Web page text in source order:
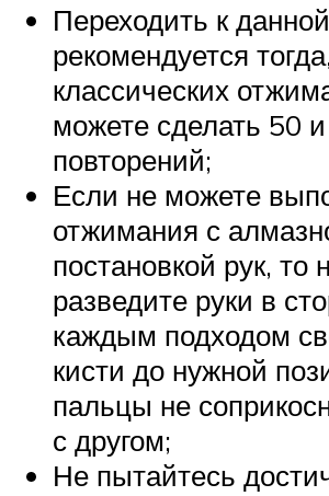
Переходить к
рекомендуется
классических
можете сделать 50
повторений;
Если не можете
отжимания с
постановкой рук, то
разведите руки в
каждым подходом
кисти до нужной
пальцы не
с другом;
Не пытайтесь